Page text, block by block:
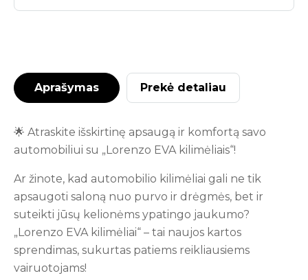
Aprašymas Prekė detaliau
🌟 Atraskite išskirtinę apsaugą ir komfortą savo
automobiliui su „Lorenzo EVA kilimėliais“!
Ar žinote, kad automobilio kilimėliai gali ne tik
apsaugoti saloną nuo purvo ir drėgmės, bet ir
suteikti jūsų kelionėms ypatingo jaukumo?
„Lorenzo EVA kilimėliai“ – tai naujos kartos
sprendimas, sukurtas patiems reikliausiems
vairuotojams!